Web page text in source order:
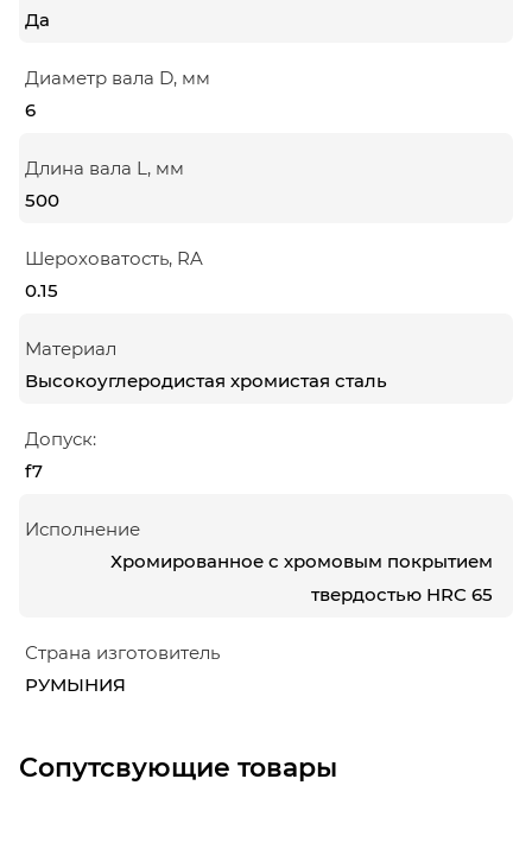
Да
Диаметр вала D, мм
6
Длина вала L, мм
500
Шероховатость, RA
0.15
Материал
Высокоуглеродистая хромистая сталь
Допуск:
f7
Исполнение
Хромированное с хромовым покрытием
твердостью HRC 65
Страна изготовитель
РУМЫНИЯ
Сопутсвующие товары